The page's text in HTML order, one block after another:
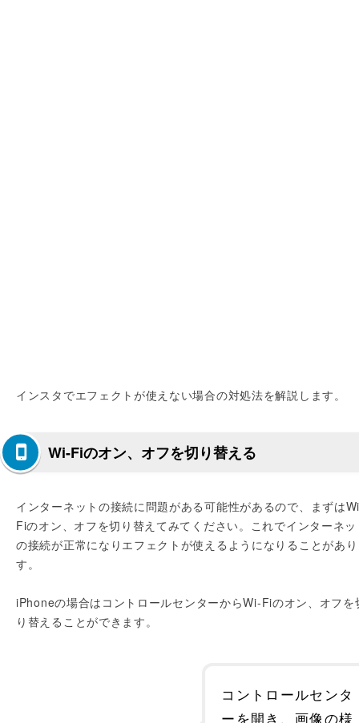
インスタでエフェクトが使えない場合の対処法を解説します。
Wi-Fiのオン、オフを切り替える
インターネットの接続に問題がある可能性があるので、まずは
Fiのオン、オフを切り替えてみてください。これでインターネ
の接続が正常になりエフェクトが使えるようになりることがあ
す。
iPhoneの場合はコントロールセンターからWi-Fiのオン、オフを
り替えることができます。
コントロールセンタ
ーを開き、画像の様